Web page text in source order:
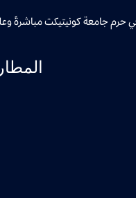
حرم جامعة كونيتيكت مباشرةً